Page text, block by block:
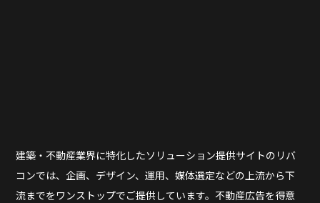
建築・不動産業界に特化したソリューション提供サイトのリバ
コンでは、企画、デザイン、運用、媒体選定などの上流から下
流までをワンストップでご提供しています。不動産広告を得意